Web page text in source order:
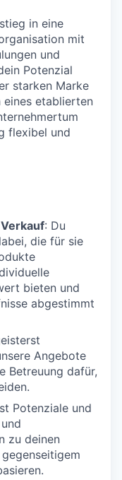
in eine
mit
und
Potenzial
starken Marke
eines etablierten
flexibel und
: Du
die für sie
bieten und
abgestimmt
Angebote
Betreuung dafür,
Potenziale und
zu deinen